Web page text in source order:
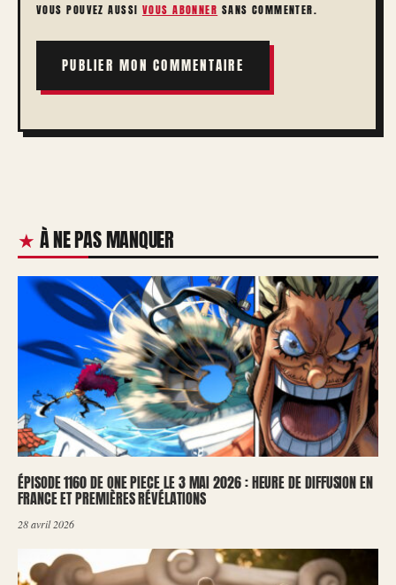
VOUS POUVEZ AUSSI VOUS ABONNER SANS COMMENTER.
À NE PAS MANQUER
ÉPISODE 1160 DE ONE PIECE LE 3 MAI 2026 : HEURE DE DIFFUSION EN
FRANCE ET PREMIÈRES RÉVÉLATIONS
28 avril 2026